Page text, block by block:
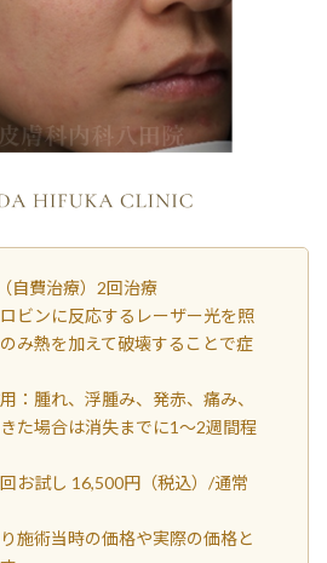
自費治療）2回治療
ビンに反応するレーザー光を照
み熱を加えて破壊することで症
：腫れ、浮腫み、発赤、痛み、
た場合は消失までに1～2週間程
お試し 16,500円（税込）/通常
施術当時の価格や実際の価格と